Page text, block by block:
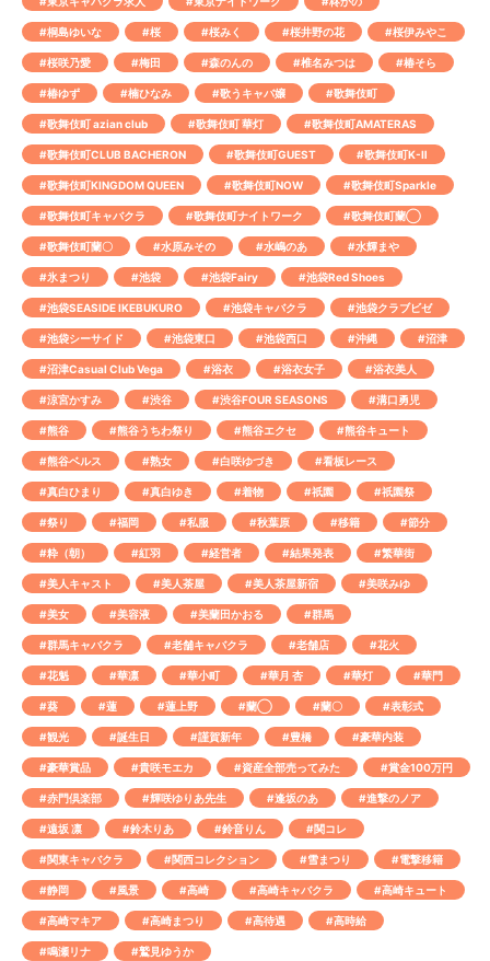
#桐島ゆいな #桜 #桜みく #桜井野の花 #桜伊みやこ
#桜咲乃愛 #梅田 #森のんの #椎名みつは #椿そら
#椿ゆず #楠ひなみ #歌うキャバ嬢 #歌舞伎町
#歌舞伎町 azian club #歌舞伎町 華灯 #歌舞伎町AMATERAS
#歌舞伎町CLUB BACHERON #歌舞伎町GUEST #歌舞伎町K-Ⅱ
#歌舞伎町KINGDOM QUEEN #歌舞伎町NOW #歌舞伎町Sparkle
#歌舞伎町キャバクラ #歌舞伎町ナイトワーク #歌舞伎町蘭◯
#歌舞伎町蘭〇 #水原みその #水嶋のあ #水輝まや
#氷まつり #池袋 #池袋Fairy #池袋Red Shoes
#池袋SEASIDE IKEBUKURO #池袋キャバクラ #池袋クラブビゼ
#池袋シーサイド #池袋東口 #池袋西口 #沖縄 #沼津
#沼津Casual Club Vega #浴衣 #浴衣女子 #浴衣美人
#涼宮かすみ #渋谷 #渋谷FOUR SEASONS #溝口勇児
#熊谷 #熊谷うちわ祭り #熊谷エクセ #熊谷キュート
#熊谷ベルス #熟女 #白咲ゆづき #看板レース
#真白ひまり #真白ゆき #着物 #祇園 #祇園祭
#祭り #福岡 #私服 #秋葉原 #移籍 #節分
#粋（朝） #紅羽 #経営者 #結果発表 #繁華街
#美人キャスト #美人茶屋 #美人茶屋新宿 #美咲みゆ
#美女 #美容液 #美蘭田かおる #群馬
#群馬キャバクラ #老舗キャバクラ #老舗店 #花火
#花魁 #華凛 #華小町 #華月 杏 #華灯 #華門
#葵 #蓮 #蓮上野 #蘭◯ #蘭〇 #表彰式
#観光 #誕生日 #謹賀新年 #豊橋 #豪華内装
#豪華賞品 #貴咲モエカ #資産全部売ってみた #賞金100万円
#赤門倶楽部 #輝咲ゆりあ先生 #逢坂のあ #進撃のノア
#遠坂 凛 #鈴木りあ #鈴音りん #関コレ
#関東キャバクラ #関西コレクション #雪まつり #電撃移籍
#静岡 #風景 #高崎 #高崎キャバクラ #高崎キュート
#高崎マキア #高崎まつり #高待遇 #高時給
#鳴瀬リナ #鷲見ゆうか